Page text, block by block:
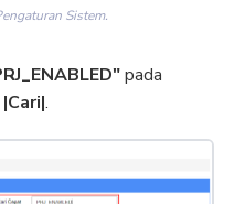
Sistem.
pada
|Cari|.